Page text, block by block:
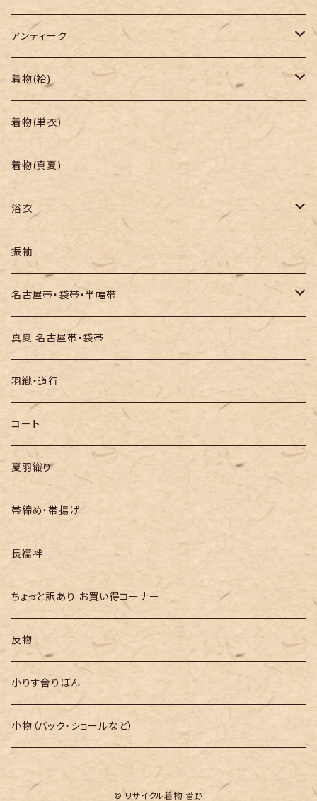
アンティーク
着物
帯
羽織り・道行
着物(袷)
小紋
色無地・江戸小紋
紬
訪問着・付下
お召し
着物(単衣)
着物(真夏)
浴衣
セオα・ポリ
木綿・綿麻
絞りの浴衣
振袖
名古屋帯・袋帯・半幅帯
名古屋帯
袋帯
半幅帯
真夏 名古屋帯・袋帯
羽織・道行
コート
夏羽織り
帯締め・帯揚げ
長襦袢
ちょっと訳あり お買い得コーナー
反物
小りす舎りぼん
小物（バック・ショールなど）
© リサイクル着物 菅野